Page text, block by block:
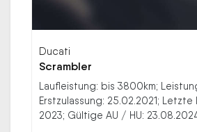
Ducati
Scrambler
Laufleistung: bis 3800km;
Erstzulassung: 25.02.2021;
2023; Gültige AU / HU: